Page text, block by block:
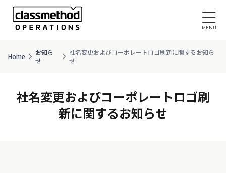
Home
お知ら
せ
社名変更およびコーポレートロゴ刷新に関するお知ら
せ
社名変更およびコーポレートロゴ刷
新に関するお知らせ